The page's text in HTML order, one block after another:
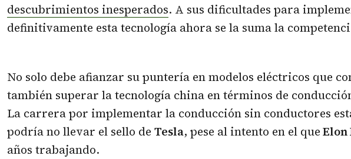
descubrimientos inesperados. A sus dificultades para
definitivamente esta tecnología ahora se la suma la
No solo debe afianzar su puntería en modelos eléctricos que
también superar la tecnología china en términos de
La carrera por implementar la conducción sin conductores
podría no llevar el sello de Tesla, pese al intento en el queElon
años trabajando.